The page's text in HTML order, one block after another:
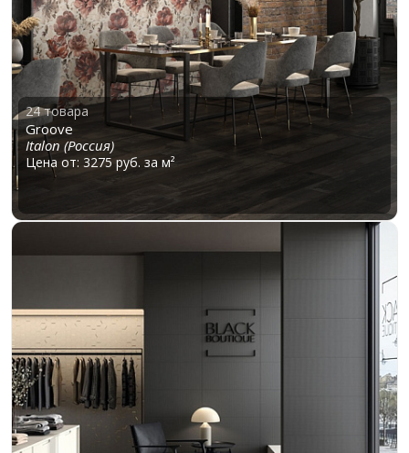
24 товара
Groove
Italon (Россия)
Цена от: 3275 руб. за м²